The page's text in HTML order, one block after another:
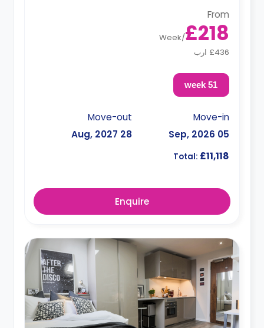
From
£218
/
Week
£436 ارب
51 week
Move-in
05 Sep, 2026
Move-out
28 Aug, 2027
Total: £11,118
Enquire